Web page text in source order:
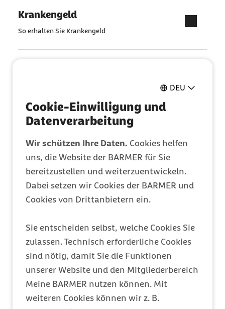
DEU
Cookie-Einwilligung und
Datenverarbeitung
Wir schützen Ihre Daten. Cookies helfen
uns, die Website der BARMER für Sie
bereitzustellen und weiterzuentwickeln.
Dabei setzen wir Cookies der BARMER und
Cookies von Drittanbietern ein.
Sie entscheiden selbst, welche Cookies Sie
zulassen. Technisch erforderliche Cookies
sind nötig, damit Sie die Funktionen
unserer Website und den Mitgliederbereich
Meine BARMER nutzen können. Mit
weiteren Cookies können wir z. B.
Krankengeld
So erhalten Sie Krankengeld
Mitglied werden
Entdecken Sie Ihre Vorteile
Barmer Bonus
Punkte sammeln & Prämie auszahlen lassen
Meine Barmer
Ein Zugang für alles